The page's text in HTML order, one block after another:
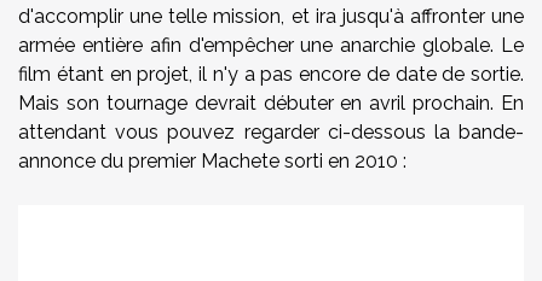
d'accomplir une telle mission, et ira jusqu'à affronter une
armée entière afin d'empêcher une anarchie globale. Le
film étant en projet, il n'y a pas encore de date de sortie.
Mais son tournage devrait débuter en avril prochain. En
attendant vous pouvez regarder ci-dessous la bande-
annonce du premier Machete sorti en 2010 :